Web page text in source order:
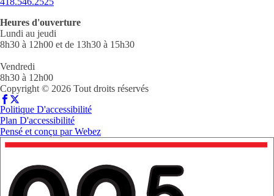
Heures d'ouverture
Lundi au jeudi
8h30 à 12h00 et de 13h30 à 15h30
Vendredi
8h30 à 12h00
Copyright © 2026 Tout droits réservés
Politique D'accessibilité
Plan D'accessibilité
Pensé et conçu parWebez